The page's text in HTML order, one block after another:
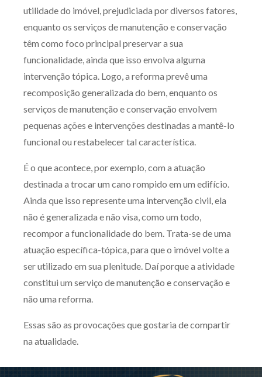
utilidade do imóvel, prejudiciada por diversos fatores,
enquanto os serviços de manutenção e conservação
têm como foco principal preservar a sua
funcionalidade, ainda que isso envolva alguma
intervenção tópica. Logo, a reforma prevê uma
recomposição generalizada do bem, enquanto os
serviços de manutenção e conservação envolvem
pequenas ações e intervenções destinadas a mantê-lo
funcional ou restabelecer tal característica.
É o que acontece, por exemplo, com a atuação
destinada a trocar um cano rompido em um edifício.
Ainda que isso represente uma intervenção civil, ela
não é generalizada e não visa, como um todo,
recompor a funcionalidade do bem. Trata-se de uma
atuação específica-tópica, para que o imóvel volte a
ser utilizado em sua plenitude. Daí porque a atividade
constitui um serviço de manutenção e conservação e
não uma reforma.
Essas são as provocações que gostaria de compartir
na atualidade.